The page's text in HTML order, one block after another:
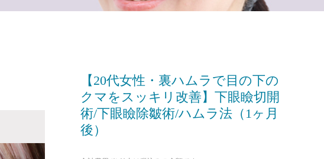
【20代女性・裏ハムラで目の下の
クマをスッキリ改善】下眼瞼切開
術/下眼瞼除皺術/ハムラ法（1ヶ月
後）